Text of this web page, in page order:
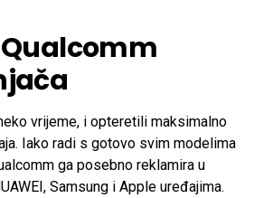
vrijeme, i opteretili maksimalno
Iako radi s gotovo svim modelima
ga posebno reklamira u
Samsung i Apple uređajima.